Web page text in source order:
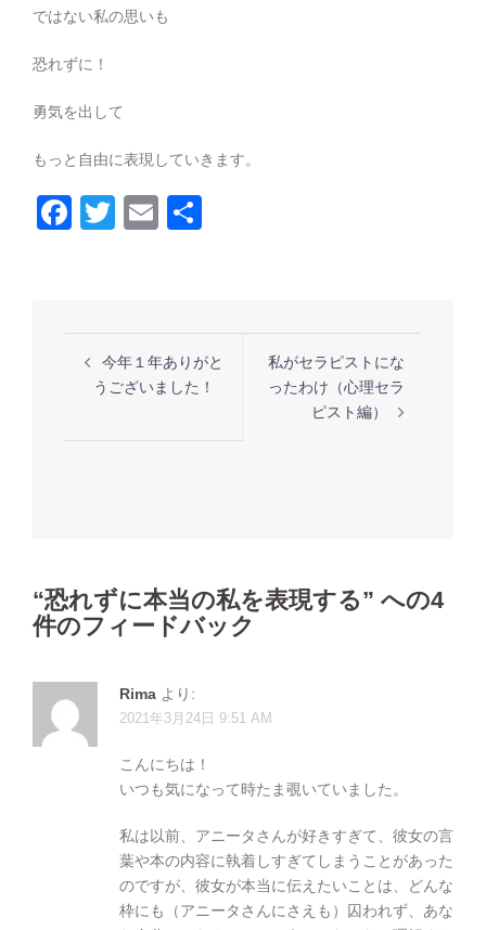
ではない私の思いも
恐れずに！
勇気を出して
もっと自由に表現していきます。
Facebook
TwitterEmail
ビ
ン
今年１年ありがと
うございました！
私がセラピストにな
ったわけ（心理セラ
ピスト編）
“恐れずに本当の私を表現する” への4
件のフィードバック
Rima より:
2021年3月24日 9:51 AM
こんにちは！
いつも気になって時たま覗いていました。
私は以前、アニータさんが好きすぎて、彼女の言
葉や本の内容に執着しすぎてしまうことがあった
のですが、彼女が本当に伝えたいことは、どんな
枠にも（アニータさんにさえも）囚われず、あな